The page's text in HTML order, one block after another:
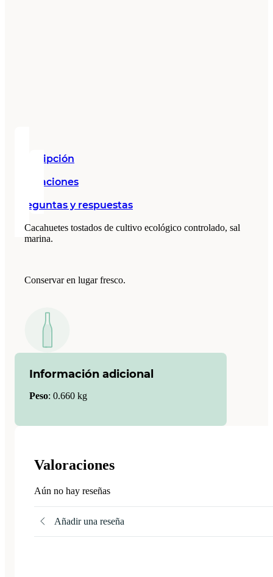
Descripción
Valoraciones
Preguntas y respuestas
Cacahuetes tostados de cultivo ecológico controlado, sal
marina.
Conservar en lugar fresco.
Información adicional
Peso: 0.660 kg
Valoraciones
Aún no hay reseñas
Añadir una reseña